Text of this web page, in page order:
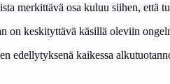
merkittävä osa kuluu siihen, että
on keskityttävä käsillä oleviin
edellytyksenä kaikessa